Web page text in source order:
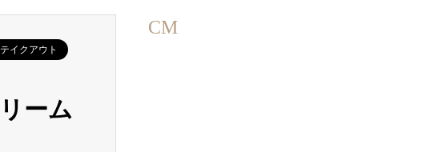
テイクアウト
ーム
CM